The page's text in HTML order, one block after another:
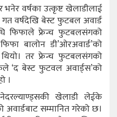
वर्षका उत्कृष्ट खेलाडीलाई
वर्षदेखि बेस्ट फुटबल अवार्ड
फिफाले फ्रेन्च फुटबलसंगको
बालोन डी’ओरअवार्ड’को
तर फ्रेन्च फुटबलसंगको
‘द बेस्ट फुटवल अवार्ड्स’को
।
खेलाडी लेईके
अवार्डबाट सम्मानित गरेको छ।